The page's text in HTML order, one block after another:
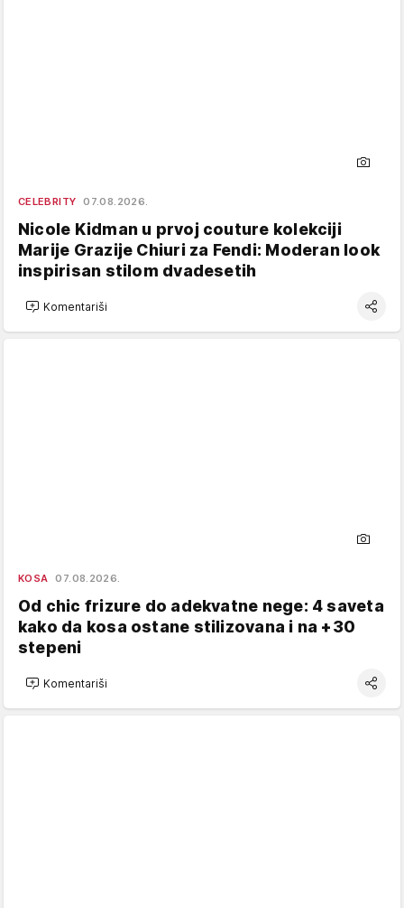
CELEBRITY 07.08.2026.
Nicole Kidman u prvoj couture kolekciji
Marije Grazije Chiuri za Fendi: Moderan look
inspirisan stilom dvadesetih
Komentariši
KOSA 07.08.2026.
Od chic frizure do adekvatne nege: 4 saveta
kako da kosa ostane stilizovana i na +30
stepeni
Komentariši